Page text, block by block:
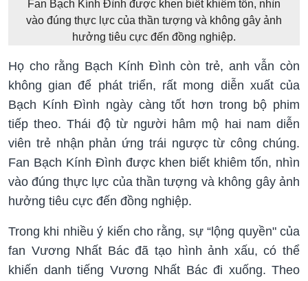
Fan Bạch Kính Đình được khen biết khiêm tốn, nhìn
vào đúng thực lực của thần tượng và không gây ảnh
hưởng tiêu cực đến đồng nghiệp.
Họ cho rằng Bạch Kính Đình còn trẻ, anh vẫn còn
không gian để phát triển, rất mong diễn xuất của
Bạch Kính Đình ngày càng tốt hơn trong bộ phim
tiếp theo. Thái độ từ người hâm mộ hai nam diễn
viên trẻ nhận phản ứng trái ngược từ công chúng.
Fan Bạch Kính Đình được khen biết khiêm tốn, nhìn
vào đúng thực lực của thần tượng và không gây ảnh
hưởng tiêu cực đến đồng nghiệp.
Trong khi nhiều ý kiến cho rằng, sự “lộng quyền" của
fan Vương Nhất Bác đã tạo hình ảnh xấu, có thể
khiến danh tiếng Vương Nhất Bác đi xuống. Theo